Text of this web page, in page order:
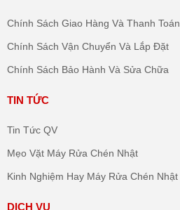
Chính Sách Giao Hàng Và Thanh Toán
Chính Sách Vận Chuyển Và Lắp Đặt
Chính Sách Bảo Hành Và Sửa Chữa
TIN TỨC
Tin Tức QV
Mẹo Vặt Máy Rửa Chén Nhật
Kinh Nghiệm Hay Máy Rửa Chén Nhật
DỊCH VỤ